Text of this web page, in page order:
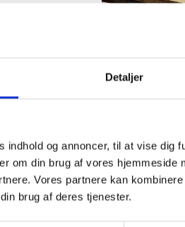
Detaljer
indhold og annoncer, til at vise dig
om din brug af vores hjemmeside
Vores partnere kan
brug af deres tjenester.
vælge